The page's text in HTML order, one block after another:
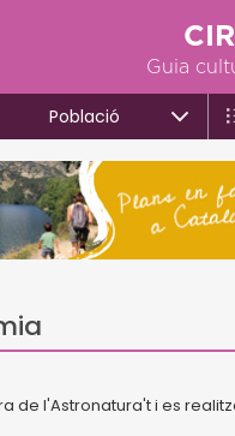
Guia
Població
de l'Astronatura't i es